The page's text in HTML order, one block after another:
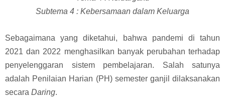
Subtema 4 : Kebersamaan dalam Keluarga
Sebagaimana yang diketahui, bahwa pandemi di tahun
2021 dan 2022 menghasilkan banyak perubahan terhadap
penyelenggaran sistem pembelajaran. Salah satunya
adalah Penilaian Harian (PH) semester ganjil dilaksanakan
secara Daring.